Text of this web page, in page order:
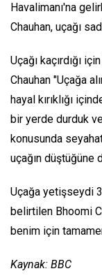
Havalimanı'na
Chauhan, uçağı
Uçağı kaçırdığı
Chauhan "Uçağa
hayal kırıklığı
bir yerde durduk
konusunda
uçağın düştüğüne
Uçağa yetişseydi
belirtilen Bhoomi
benim için
Kaynak: BBC